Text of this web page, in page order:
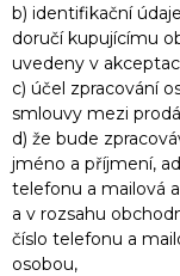
b) identifikační
doručí kupujícímu
uvedeny v
c) účel zpracování
smlouvy mezi
d) že bude
jméno a příjmení,
telefonu a mailová
a v rozsahu
číslo telefonu a
osobou,